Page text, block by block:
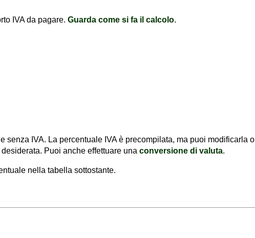
IVA da pagare. Guarda come si fa il calcolo.
senza IVA. La percentuale IVA è precompilata, ma puoi modificarla o
Puoi anche effettuare una conversione di valuta.
nella tabella sottostante.